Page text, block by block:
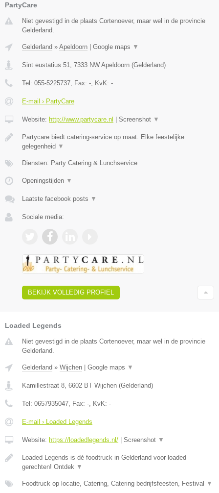
PartyCare
Niet gevestigd in de plaats Cortenoever, maar wel in de provincie
Gelderland.
Gelderland » Apeldoorn Google maps ▼
Sint eustatius 51 7333 NW Apeldoorn (Gelderland)
Tel: 055-5225737 , Fax: - , KvK: -
E-mail › PartyCare
Website: http://www.partycare.nl Screenshot ▼
Partycare biedt catering-service op maat. Elke feestelijke
gelegenheid ▼
Diensten: Party Catering & Lunchservice
Openingstijden ▼
Laatste facebook posts ▼
Sociale media:
BEKIJK VOLLEDIG PROFIEL
Loaded Legends
Niet gevestigd in de plaats Cortenoever, maar wel in de provincie
Gelderland.
Gelderland » Wijchen | Google maps ▼
Kamillestraat 8 6602 BT Wijchen (Gelderland)
Tel: 0657935047 , Fax: - , KvK: -
E-mail › Loaded Legends
Website: https://loadedlegends.nl/ | Screenshot ▼
Loaded Legends is dé foodtruck in Gelderland voor loaded
gerechten! Ontdek ▼
Foodtruck op locatie, Catering, Catering bedrijfsfeesten, Festival ▼